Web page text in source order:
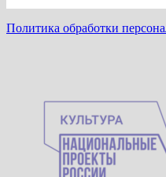
Политика обработки